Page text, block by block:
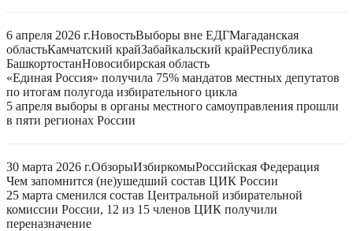
6 апреля 2026 г.НовостьВыборы вне ЕДГМагаданская
областьКамчатский крайЗабайкальский крайРеспублика
БашкортостанНовосибирская область
«Единая Россия» получила 75% мандатов местных депутатов
по итогам полугода избирательного цикла
5 апреля выборы в органы местного самоуправления прошли
в пяти регионах России
30 марта 2026 г.ОбзорыИзбиркомыРоссийская Федерация
Чем запомнится (не)ушедший состав ЦИК России
25 марта сменился состав Центральной избирательной
комиссии России, 12 из 15 членов ЦИК получили
переназначение